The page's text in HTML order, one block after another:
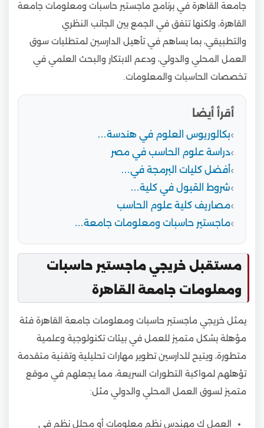
جامعة القاهرة في برنامج ماجستير حاسبات ومعلومات جامعة
القاهرة، ولكنها تتفق في الجمع بين الجانب النظري
والتطبيقي، بما يساهم في تأهيل الدارسين لمتطلبات سوق
العمل المحلي والدولي، ودعم الابتكار والبحث العلمي في
تخصصات الحاسبات والمعلومات.
أقرأ أيضا
بكالوريوس العلوم في هندسة…
دراسة علوم الحاسب في مصر
أفضل كليات البرمجة في…
شروط القبول في كلية…
مصاريف كلية علوم الحاسب
ماجستير حاسبات ومعلومات جامعة…
مستقبل خريجي ماجستير حاسبات
ومعلومات جامعة القاهرة
يمثل خريجي ماجستير حاسبات ومعلومات جامعة القاهرة فئة
مؤهلة بشكل متميز للعمل في بيئات تكنولوجية وعلمية
متطورة، ويتيح للدارسين تطوير مهارات تحليلية وتقنية متقدمة
تؤهلهم لمواكبة التطورات السريعة، مما يجعلهم في موقع
متميز لسوق العمل المحلي والدولي مثل:
العمل ك مهندس نظم معلومات أو محلل نظم في